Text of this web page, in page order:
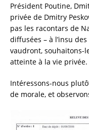
Président Poutine,
privée de Dmitry
pas les racontars de
diffusées – à l’insu
vaudront, souhaitons-
atteinte à la vie privée.
Intéressons-nous
de morale, et